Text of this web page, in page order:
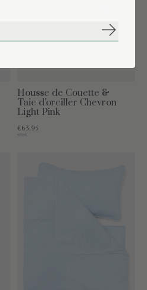
Housse de Couette &
Taie d'oreiller Chevron
Light Pink
€63,95
€79,95
S'abonner